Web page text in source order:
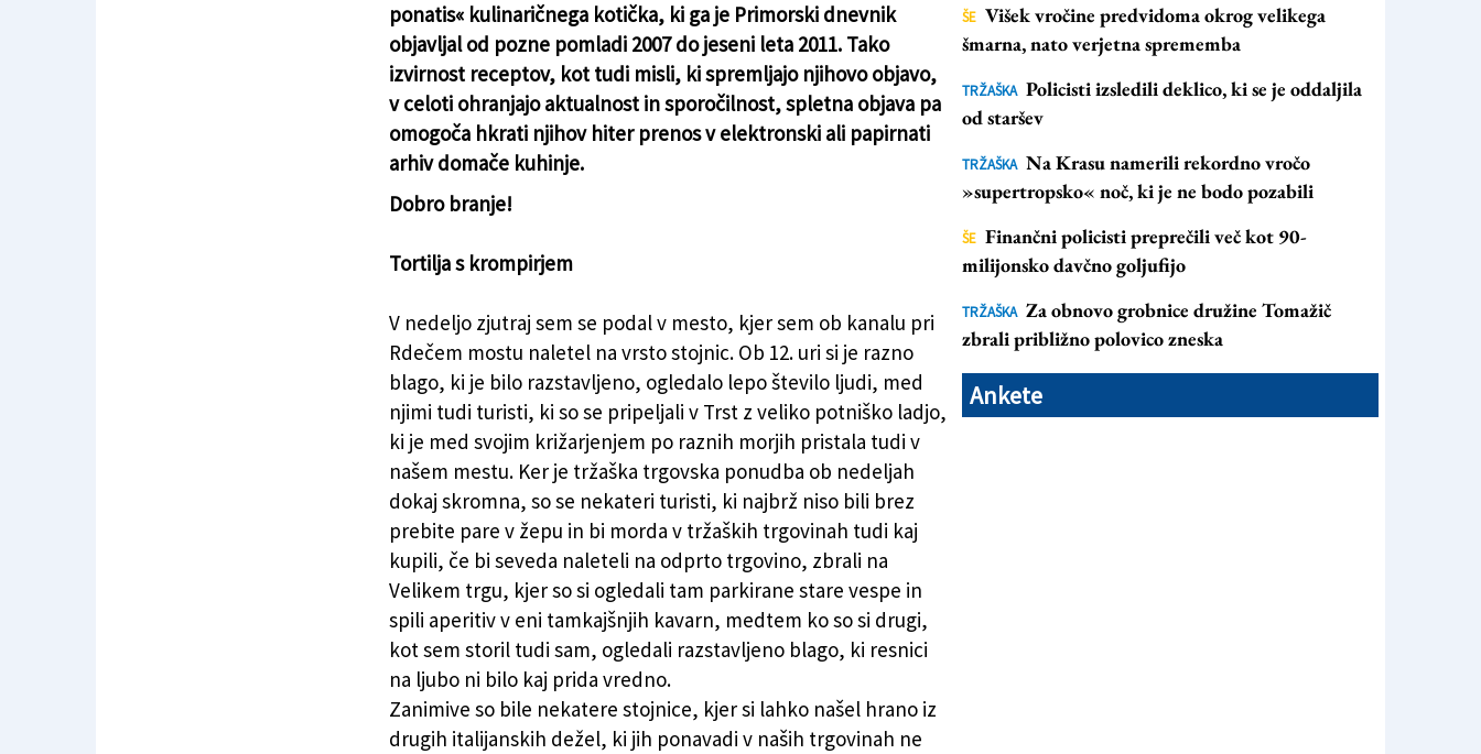
ponatis« kulinaričnega kotička, ki ga je Primorski dnevnik
objavljal od pozne pomladi 2007 do jeseni leta 2011. Tako
izvirnost receptov, kot tudi misli, ki spremljajo njihovo objavo,
v celoti ohranjajo aktualnost in sporočilnost, spletna objava pa
omogoča hkrati njihov hiter prenos v elektronski ali papirnati
arhiv domače kuhinje.
Dobro branje!
Tortilja s krompirjem
V nedeljo zjutraj sem se podal v mesto, kjer sem ob kanalu pri
Rdečem mostu naletel na vrsto stojnic. Ob 12. uri si je razno
blago, ki je bilo razstavljeno, ogledalo lepo število ljudi, med
njimi tudi turisti, ki so se pripeljali v Trst z veliko potniško ladjo,
ki je med svojim križarjenjem po raznih morjih pristala tudi v
našem mestu. Ker je tržaška trgovska ponudba ob nedeljah
dokaj skromna, so se nekateri turisti, ki najbrž niso bili brez
prebite pare v žepu in bi morda v tržaških trgovinah tudi kaj
kupili, če bi seveda naleteli na odprto trgovino, zbrali na
Velikem trgu, kjer so si ogledali tam parkirane stare vespe in
spili aperitiv v eni tamkajšnjih kavarn, medtem ko so si drugi,
kot sem storil tudi sam, ogledali razstavljeno blago, ki resnici
na ljubo ni bilo kaj prida vredno.
Zanimive so bile nekatere stojnice, kjer si lahko našel hrano iz
drugih italijanskih dežel, ki jih ponavadi v naših trgovinah ne
ŠE Višek vročine predvidoma okrog velikega
šmarna, nato verjetna sprememba
TRŽAŠKA Policisti izsledili deklico, ki se je oddaljila
od staršev
TRŽAŠKA Na Krasu namerili rekordno vročo
»supertropsko« noč, ki je ne bodo pozabili
ŠE Finančni policisti preprečili več kot 90-
milijonsko davčno goljufijo
TRŽAŠKA Za obnovo grobnice družine Tomažič
zbrali približno polovico zneska
Ankete